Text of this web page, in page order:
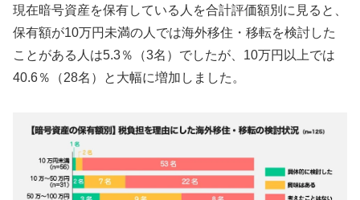
現在暗号資産を保有している人を合計評価額別に見ると、
保有額が10万円未満の人では海外移住・移転を検討した
ことがある人は5.3％（3名）でしたが、10万円以上では
40.6％（28名）と大幅に増加しました。